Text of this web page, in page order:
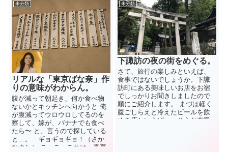
未分類
リアルな「東京ばな奈」作
りの意味がわからん。
腹が減って朝起き、何か食べ物
ないかとキッチンへ向かうと 俺
が腹減ってウロウロしてるのを
察して、嫁が、バナナでも食べ
たら〜 と、言うので探している
と…。 ギョギョギョ！（さか
なクン） こ、こ、これは、真夏
未分類
下諏訪の夜の街をめぐる。
さて、旅行の楽しみといえば、
食事ではないでしょうか。下諏
訪町にある美味しいお店をお宿
でしっかりお聞きしましたので
順にご紹介します。 まづは軽く
腹ごしらえと冷えたビールを飲
める店といえば…、そうお寿司